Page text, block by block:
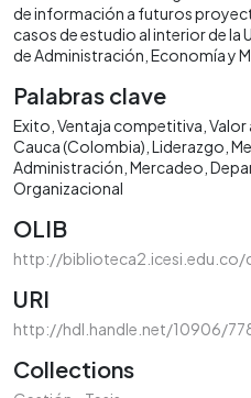
de información a futuros
casos de estudio al interior de la
de Administración, Economía y
Palabras clave
Exito Ventaja competitiva Valor
Cauca (Colombia) Liderazgo
Administración Mercadeo
Organizacional
OLIB
http://biblioteca2.icesi.edu.co/
URI
http://hdl.handle.net/10906/
Collections